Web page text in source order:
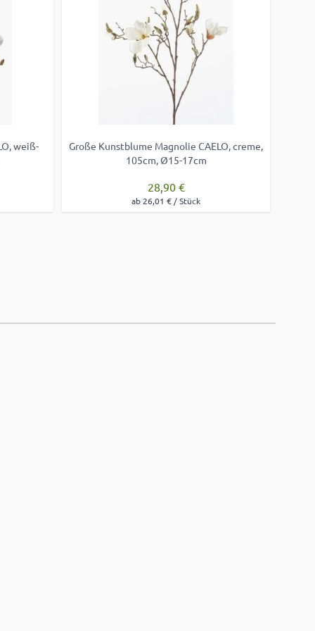
weiß-
Große Kunstblume Magnolie CAELO, creme,
105cm, Ø15-17cm
28,90 €
ab 26,01 € / Stück